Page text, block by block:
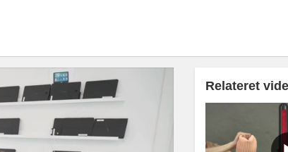
Relateret